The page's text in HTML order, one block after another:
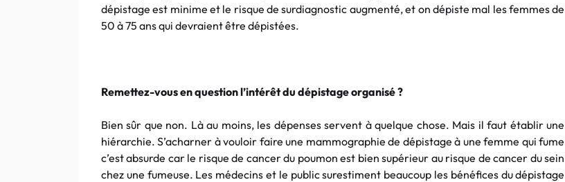
dépistage est minime et le risque de surdiagnostic augmenté, et on dépiste mal les femmes de
50 à 75 ans qui devraient être dépistées.
Remettez-vous en question l’intérêt du dépistage organisé ?
Bien sûr que non. Là au moins, les dépenses servent à quelque chose. Mais il faut établir une
hiérarchie. S’acharner à vouloir faire une mammographie de dépistage à une femme qui fume
c’est absurde car le risque de cancer du poumon est bien supérieur au risque de cancer du sein
chez une fumeuse. Les médecins et le public surestiment beaucoup les bénéfices du dépistage